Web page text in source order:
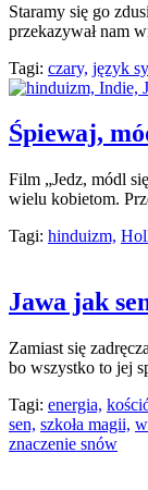
Staramy się go
przekazywał nam
Tagi: czary, język
Śpiewaj,
Film „Jedz, módl
wielu kobietom.
Tagi: hinduizm,
Jawa jak
Zamiast się
bo wszystko to jej
Tagi: energia,
sen, szkoła magii,
znaczenie snów